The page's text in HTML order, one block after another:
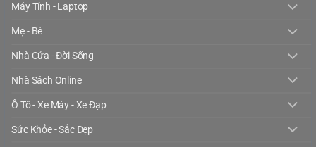
Máy Tính - Laptop
Mẹ - Bé
Nhà Cửa - Đời Sống
Nhà Sách Online
Ô Tô - Xe Máy - Xe Đạp
Sức Khỏe - Sắc Đẹp